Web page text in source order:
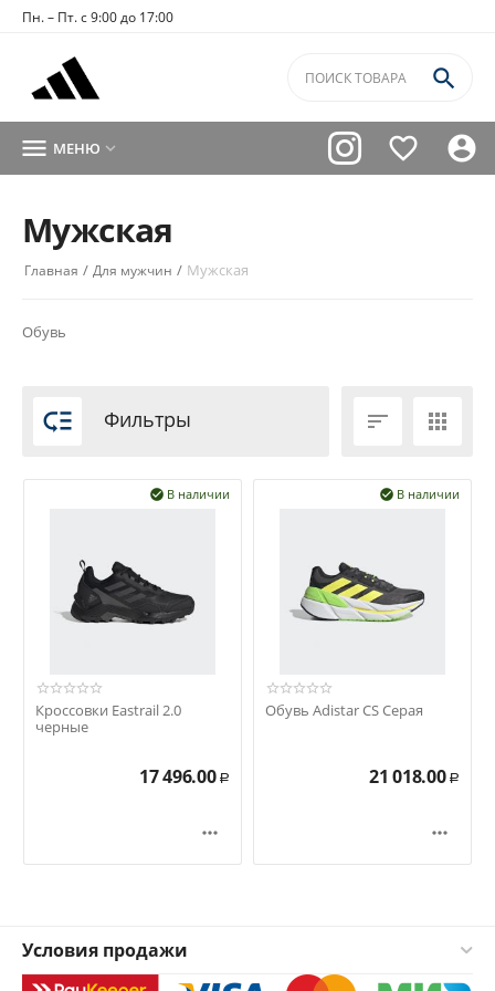
Пн. – Пт. с 9:00 до 17:00



 МЕНЮ 
Мужская
Главная / Для мужчин / Мужская
Обувь
 Фильтры  
В наличии

Кроссовки Eastrail 2.0
черные
17 496.00 Р

В наличии

Обувь Adistar CS Серая
21 018.00 Р

Условия продажи